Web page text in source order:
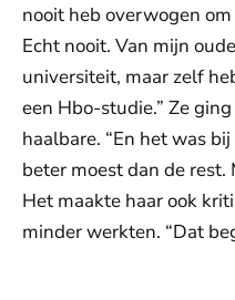
nooit heb overwogen
Echt nooit. Van mijn
universiteit, maar zelf
een Hbo-studie.” Ze
haalbare. “En het was
beter moest dan de rest.
Het maakte haar ook
minder werkten. “Dat